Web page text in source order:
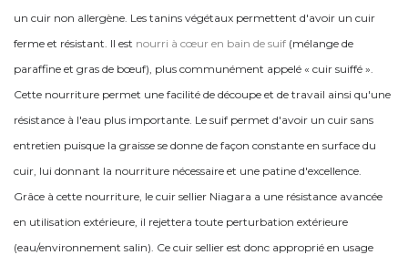
un cuir non allergène. Les tanins végétaux permettent d'avoir un cuir
ferme et résistant. Il est nourri à cœur en bain de suif (mélange de
paraffine et gras de bœuf), plus communément appelé « cuir suiffé ».
Cette nourriture permet une facilité de découpe et de travail ainsi qu'une
résistance à l'eau plus importante. Le suif permet d'avoir un cuir sans
entretien puisque la graisse se donne de façon constante en surface du
cuir, lui donnant la nourriture nécessaire et une patine d'excellence.
Grâce à cette nourriture, le cuir sellier Niagara a une résistance avancée
en utilisation extérieure, il rejettera toute perturbation extérieure
(eau/environnement salin). Ce cuir sellier est donc approprié en usage